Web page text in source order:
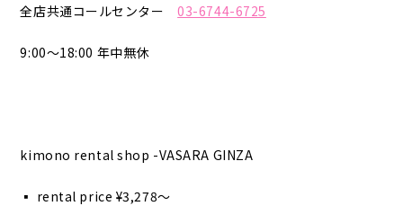
全店共通コールセンター03-6744-6725
9:00〜18:00 年中無休
kimono rental shop -VASARA GINZA
▪︎ rental price ¥3,278〜